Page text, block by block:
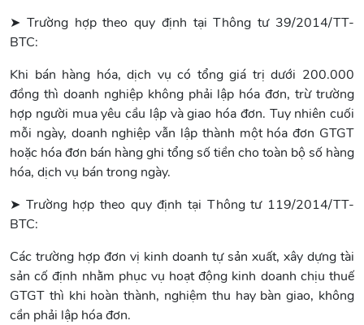
➤ Trường hợp theo quy định tại Thông tư 39/2014/TT-
BTC:
Khi bán hàng hóa, dịch vụ có tổng giá trị dưới 200.000
đồng thì doanh nghiệp không phải lập hóa đơn, trừ trường
hợp người mua yêu cầu lập và giao hóa đơn. Tuy nhiên cuối
mỗi ngày, doanh nghiệp vẫn lập thành một hóa đơn GTGT
hoặc hóa đơn bán hàng ghi tổng số tiền cho toàn bộ số hàng
hóa, dịch vụ bán trong ngày.
➤ Trường hợp theo quy định tại Thông tư 119/2014/TT-
BTC:
Các trường hợp đơn vị kinh doanh tự sản xuất, xây dựng tài
sản cố định nhằm phục vụ hoạt động kinh doanh chịu thuế
GTGT thì khi hoàn thành, nghiệm thu hay bàn giao, không
cần phải lập hóa đơn.